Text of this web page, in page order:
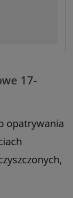
17-
opatrywania